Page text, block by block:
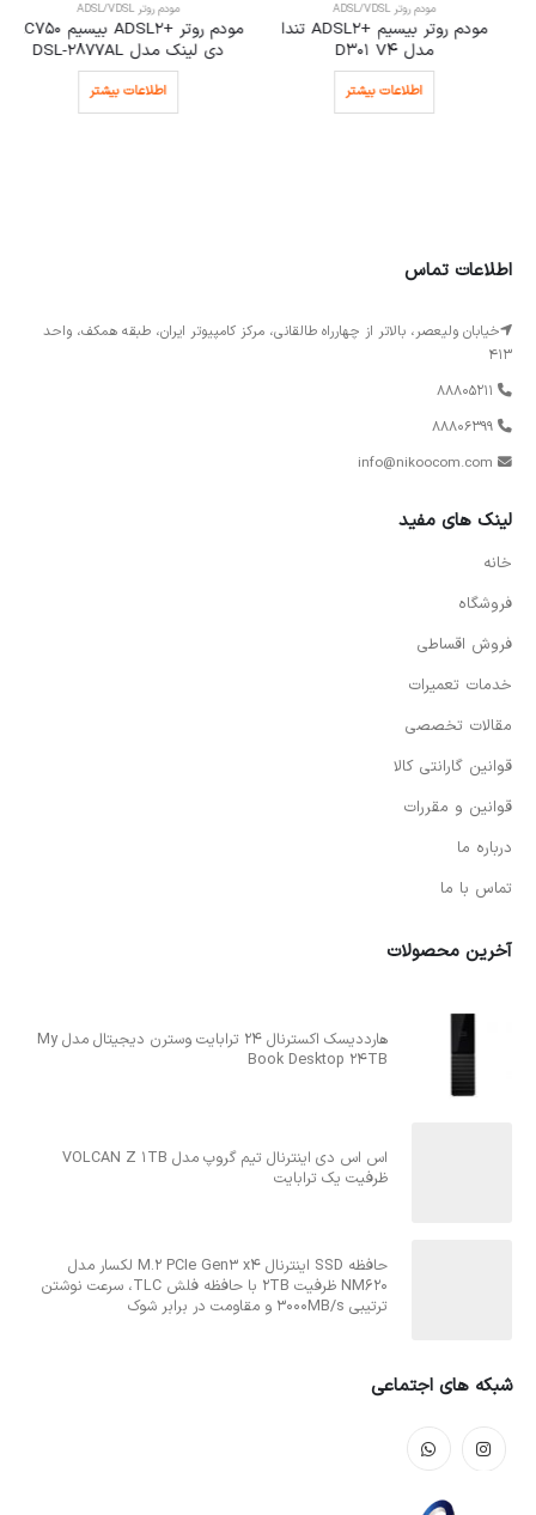
مودم روتر ADSL/VDSL
مودم روتر بیسیم +ADSL2 تندا
مدل D301 V4
اطلاعات بیشتر
مودم روتر ADSL/VDSL
مودم روتر +ADSL2 بیسیم AC750
دی لینک مدل DSL-2877AL
اطلاعات بیشتر
اطلاعات تماس
خیابان ولیعصر، بالاتر از چهارراه طالقانی، مرکز کامپیوتر ایران، طبقه همکف، واحد
413
88805211
88806399
info@nikoocom.com
لینک های مفید
خانه
فروشگاه
فروش اقساطی
خدمات تعمیرات
مقالات تخصصی
قوانین گارانتی کالا
قوانین و مقررات
درباره ما
تماس با ما
آخرین محصولات
هارددیسک اکسترنال 24 ترابایت وسترن دیجیتال مدل My
Book Desktop 24TB
اس اس دی اینترنال تیم گروپ مدل VOLCAN Z 1TB
ظرفیت یک ترابایت
حافظه SSD اینترنال M.2 PCIe Gen3 x4 لکسار مدل
NM620 ظرفیت 2TB با حافظه فلش TLC، سرعت نوشتن
ترتیبی 3000MB/s و مقاومت در برابر شوک
شبکه های اجتماعی